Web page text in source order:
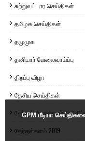
சுற்றுவட்டார செய்திகள்
தமிழக செய்திகள்
தமுமுக
தனியார் வேலைவாய்ப்பு
திறப்பு விழா
தேசிய செய்திகள்
தேர்தல் ஆணையம்
தேர்தல்களம் 2019
GPM மீடியா